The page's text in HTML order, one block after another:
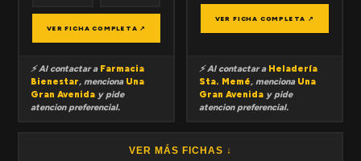
VER FICHA COMPLETA ↗
⚡ Al contactar a Farmacia
Bienestar, menciona Una
Gran Avenida y pide
atencion preferencial.
VER FICHA COMPLETA ↗
⚡ Al contactar a Heladería
Sta. Memé, menciona Una
Gran Avenida y pide
atencion preferencial.
VER MÁS FICHAS ↓